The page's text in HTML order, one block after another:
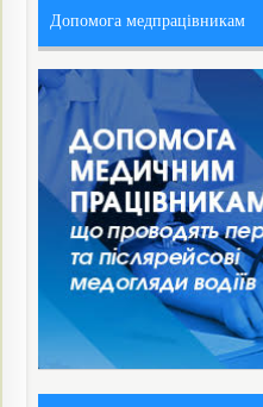
Допомога медпрацівникам